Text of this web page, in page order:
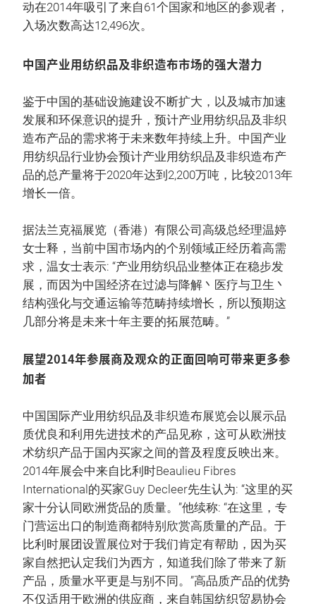
动在2014年吸引了来自61个国家和地区的参观者，
入场次数高达12,496次。
中国产业用纺织品及非织造布市场的强大潜力
鉴于中国的基础设施建设不断扩大，以及城市加速
发展和环保意识的提升，预计产业用纺织品及非织
造布产品的需求将于未来数年持续上升。中国产业
用纺织品行业协会预计产业用纺织品及非织造布产
品的总产量将于2020年达到2,200万吨，比较2013年
增长一倍。
据法兰克福展览（香港）有限公司高级总经理温婷
女士释，当前中国市场内的个别领域正经历着高需
求，温女士表示: “产业用纺织品业整体正在稳步发
展，而因为中国经济在过滤与降解丶医疗与卫生丶
结构强化与交通运输等范畴持续增长，所以预期这
几部分将是未来十年主要的拓展范畴。”
展望2014年参展商及观众的正面回响可带来更多参
加者
中国国际产业用纺织品及非织造布展览会以展示品
质优良和利用先进技术的产品见称，这可从欧洲技
术纺织产品于国内买家之间的普及程度反映出来。
2014年展会中来自比利时Beaulieu Fibres
International的买家Guy Decleer先生认为: “这里的买
家十分认同欧洲货品的质量。”他续称: “在这里，专
门营运出口的制造商都特别欣赏高质量的产品。于
比利时展团设置展位对于我们肯定有帮助，因为买
家自然把认定我们为西方，知道我们除了带来了新
产品，质量水平更是与别不同。”高品质产品的优势
不仅适用于欧洲的供应商，来自韩国纺织贸易协会